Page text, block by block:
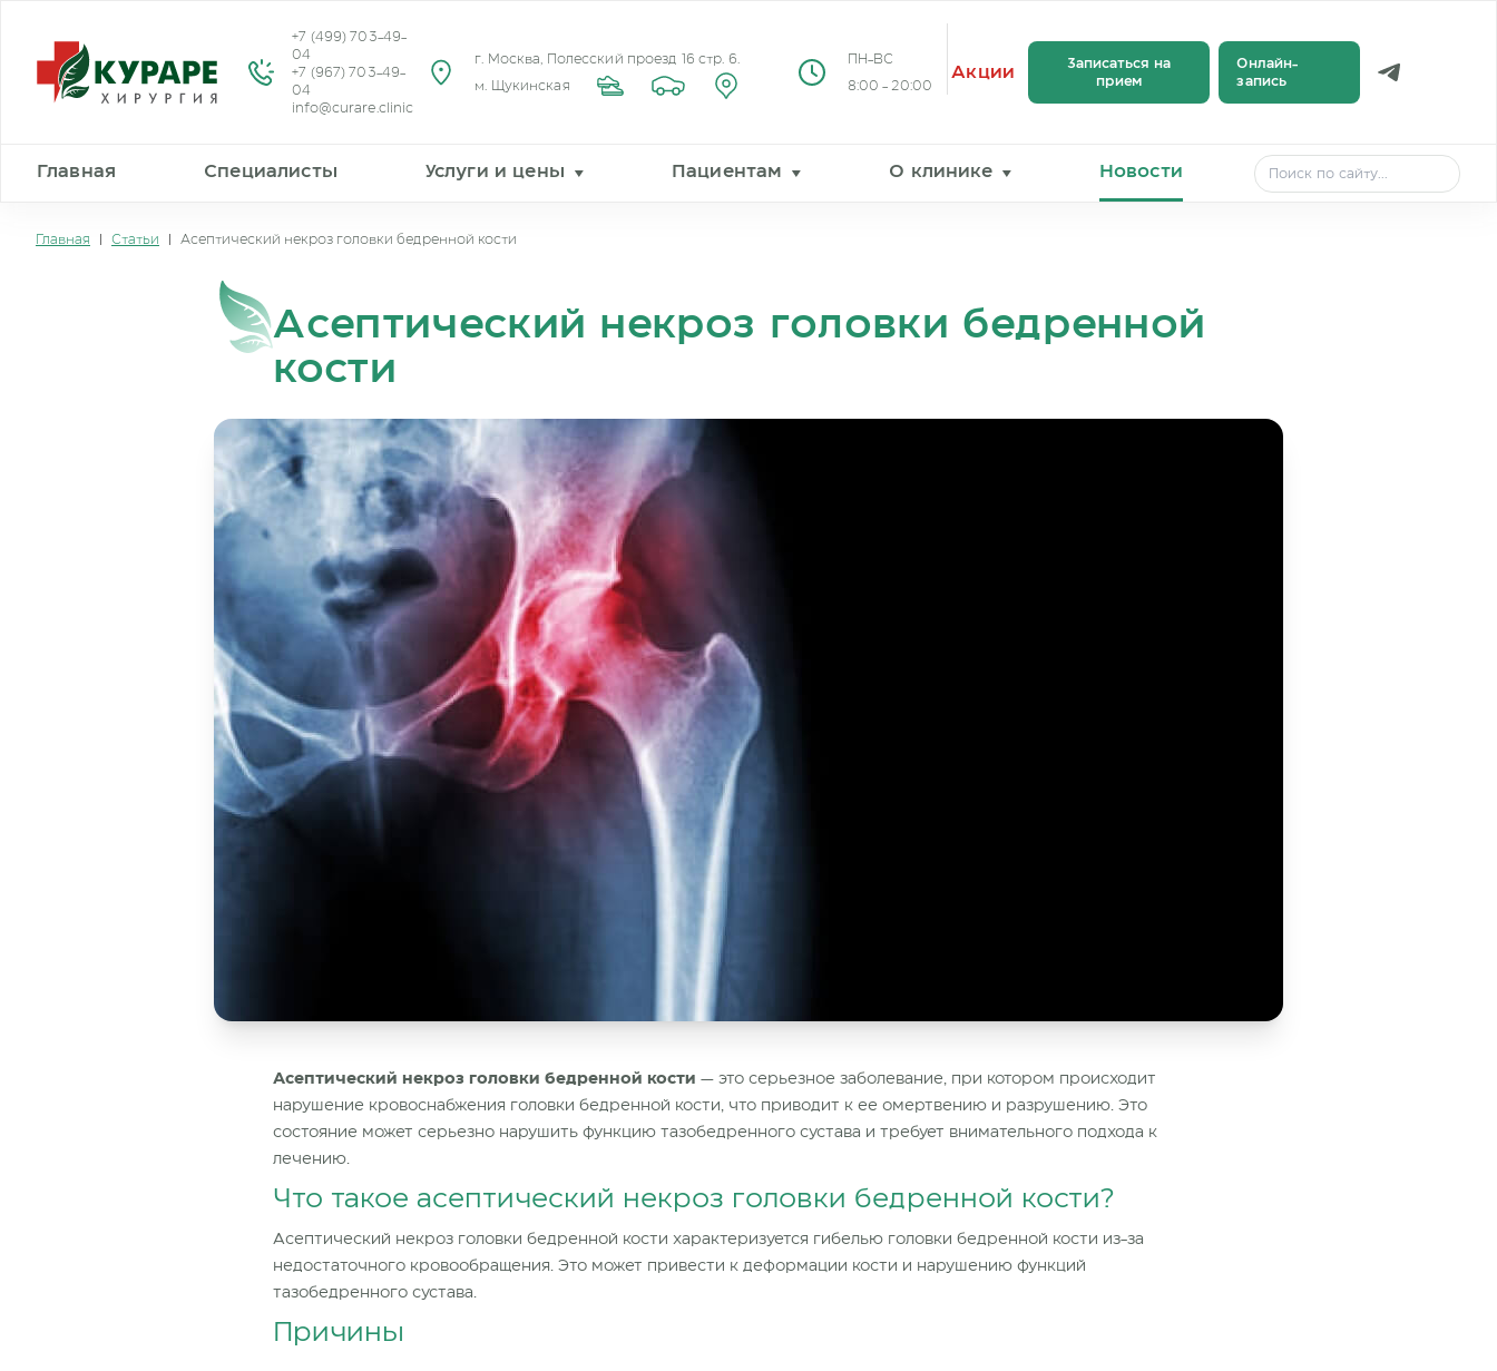
+7 (499) 703-49-
04
+7 (967) 703-49-
04
info@curare.clinic
г. Москва, Полесский проезд 16 стр. 6.
м. Щукинская
ПН-ВС
8:00 - 20:00
Акции
Записаться на
прием
Онлайн-
запись
Главная Специалисты Услуги и цены Пациентам О клинике Новости
Главная Статьи Асептический некроз головки бедренной кости
Асептический некроз головки бедренной
кости
Асептический некроз головки бедренной кости — это серьезное заболевание, при котором происходит
нарушение кровоснабжения головки бедренной кости, что приводит к ее омертвению и разрушению. Это
состояние может серьезно нарушить функцию тазобедренного сустава и требует внимательного подхода к
лечению.
Что такое асептический некроз головки бедренной кости?
Асептический некроз головки бедренной кости характеризуется гибелью головки бедренной кости из-за
недостаточного кровообращения. Это может привести к деформации кости и нарушению функций
тазобедренного сустава.
Причины